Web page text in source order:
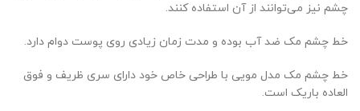
چشم نیز می‌توانند از آن استفاده کنند.
خط چشم مک ضد آب بوده و مدت زمان زیادی روی پوست دوام دارد.
خط چشم مک مدل مویی با طراحی خاص خود دارای سری ظریف و فوق
العاده باریک است.